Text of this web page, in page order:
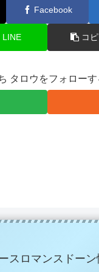
Facebook
LINE コ
タロウをフォローす
スロマンスドーン